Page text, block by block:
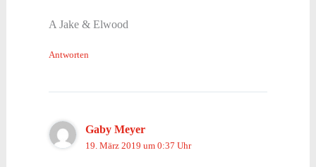
A Jake & Elwood
Antworten
Gaby Meyer
19. März 2019 um 0:37 Uhr